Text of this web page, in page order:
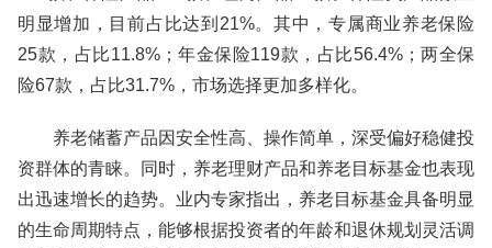
明显增加，目前占比达到21%。其中，专属商业养老保险
25款，占比11.8%；年金保险119款，占比56.4%；两全保
险67款，占比31.7%，市场选择更加多样化。
养老储蓄产品因安全性高、操作简单，深受偏好稳健投
资群体的青睐。同时，养老理财产品和养老目标基金也表现
出迅速增长的趋势。业内专家指出，养老目标基金具备明显
的生命周期特点，能够根据投资者的年龄和退休规划灵活调